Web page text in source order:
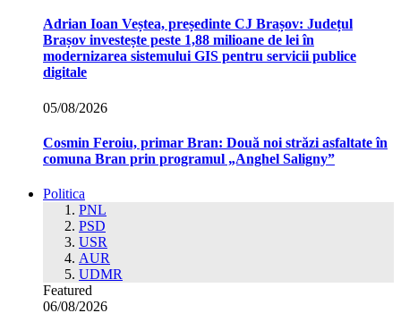
Adrian Ioan Veștea, președinte CJ Brașov: Județul
Brașov investește peste 1,88 milioane de lei în
modernizarea sistemului GIS pentru servicii publice
digitale
05/08/2026
Cosmin Feroiu, primar Bran: Două noi străzi asfaltate în
comuna Bran prin programul „Anghel Saligny”
Politica
PNL
PSD
USR
AUR
UDMR
Featured
06/08/2026